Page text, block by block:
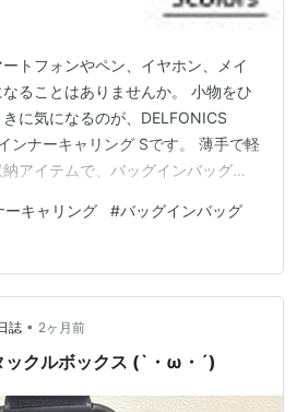
トフォンやペン、イヤホン、メイ
ることはありませんか。 小物をひ
に気になるのが、DELFONICS
ンナーキャリング Sです。 薄手で軽
アイテムで、バッグインバッグと
サコッシュとしても使えます。 特
ウトドア用品にも使われるリップ
れています。 薄手ながら耐久性を
性があるため、日常のお出かけや
入れやすそうです。 サイズは約横
ーキャリング #バッグインバッグ
誌 • 2ヶ月前
ックルボックス (`・ω・´)